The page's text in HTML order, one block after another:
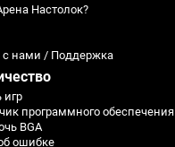
Настолок?
с нами / Поддержка
игр
программного обеспечения
BGA
ошибке